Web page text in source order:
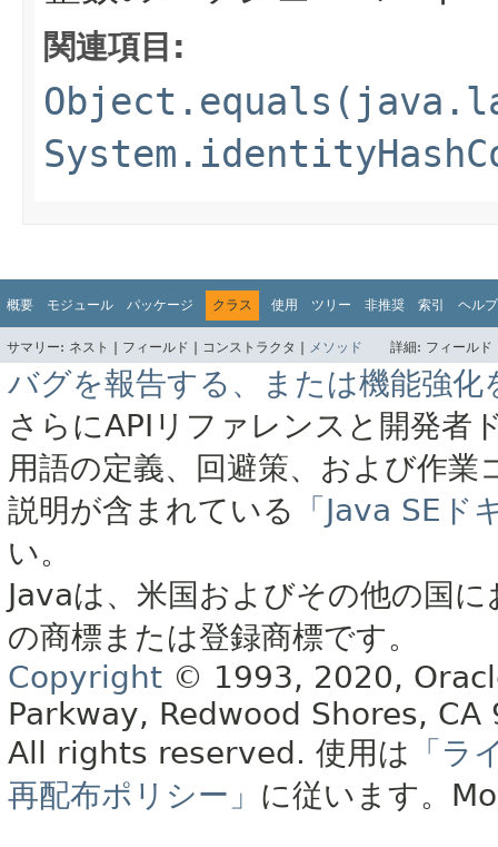
関連項目:
概要 モジュール パッケージ クラス 使用 ツリー 非推奨 索引 ヘルプ
サマリー: ネスト | フィールド | コンストラクタ | メソッド 詳細: フィール
バグを報告する、または機能強化
さらにAPIリファレンスと開発者
用語の定義、回避策、および作
説明が含まれている
「Java SE
い。
Javaは、米国およびその他の国
の商標または登録商標です。
Copyright © 1993, 2020,
Parkway, Redwood Shores, CA
All rights reserved. 使用は 「ラ
再配布ポリシー」 に従います。